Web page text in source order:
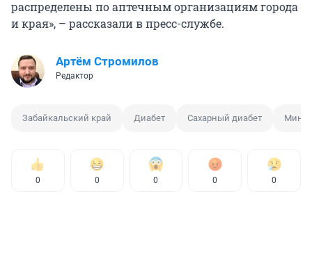
распределены по аптечным организациям города
и края», – рассказали в пресс-службе.
Артём Стромилов
Редактор
Забайкальский край Диабет Сахарный диабет
0 0 0 0 0